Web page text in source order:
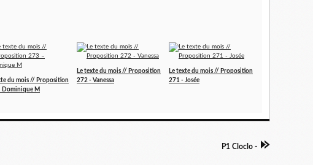
du mois // Proposition
Dominique M
Le texte du mois // Proposition
272 - Vanessa
Le texte du mois // Proposition
271 - Josée
P1 Cloclo -